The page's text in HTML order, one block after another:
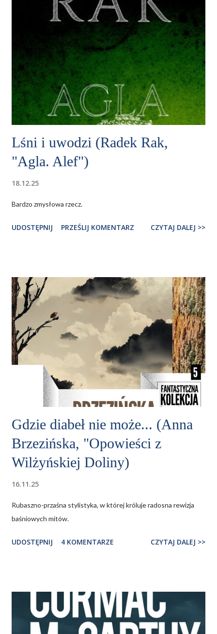
Lśni i uwodzi (Radek Rak,
"Agla. Alef")
18.12.25
Bardzo zmysłowa rzecz.
UDOSTĘPNIJ PRZEŚLIJ KOMENTARZ CZYTAJ DALEJ >>
Gdzie diabeł nie może... (Anna
Brzezińska, "Opowieści z
Wilżyńskiej Doliny)
16.11.25
Rubaszno-przaśna stylistyka, w której króluje radosna rewizja
baśniowych mitów.
UDOSTĘPNIJ 4 KOMENTARZE CZYTAJ DALEJ >>